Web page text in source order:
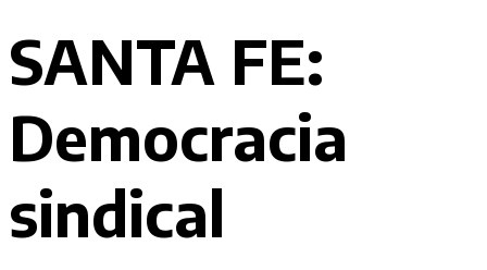
SANTA FE:
Democracia
sindical